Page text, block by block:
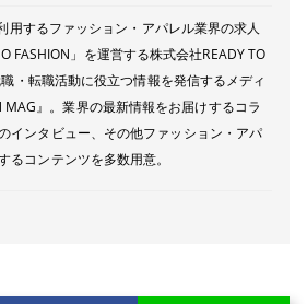
用するファッション・アパレル業界の求人
FASHION」を運営する株式会社READY TO
・転職活動に役立つ情報を発信するメディ
MAG』。業界の最新情報をお届けするコラ
インタビュー、その他ファッション・アパ
るコンテンツを多数用意。